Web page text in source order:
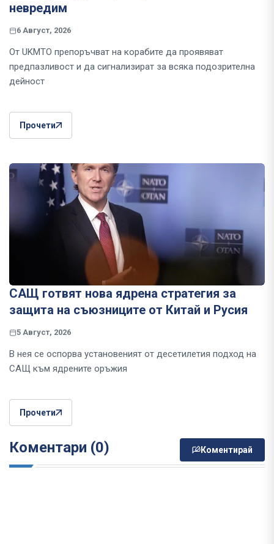
невредим
6 Август, 2026
От UKMTO препоръчват на корабите да проявяват
предпазливост и да сигнализират за всяка подозрителна
дейност
Прочети
САЩ готвят нова ядрена стратегия за
защита на съюзниците от Китай и Русия
5 Август, 2026
В нея се оспорва установеният от десетилетия подход на
САЩ към ядрените оръжия
Прочети
Коментари (0) Коментирай